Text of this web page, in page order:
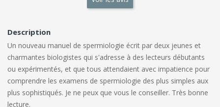
Description
Un nouveau manuel de spermiologie écrit par deux jeunes et
charmantes biologistes qui s'adresse à des lecteurs débutants
ou expérimentés, et que tous attendaient avec impatience pour
comprendre les examens de spermiologie des plus simples aux
plus sophistiqués. Je ne peux que vous le conseiller. Très bonne
lecture.